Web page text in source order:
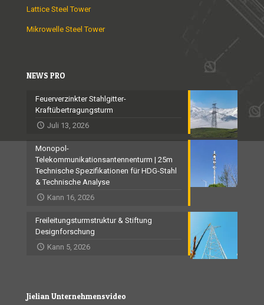
Lattice Steel Tower
Mikrowelle Steel Tower
NEWS PRO
Feuerverzinkter Stahlgitter-
Kraftübertragungsturm
Juli 13, 2026
Monopol-
Telekommunikationsantennenturm | 25m
Technische Spezifikationen für HDG-Stahl
& Technische Analyse
Kann 16, 2026
Freileitungsturmstruktur & Stiftung
Designforschung
Kann 5, 2026
Jielian Unternehmensvideo